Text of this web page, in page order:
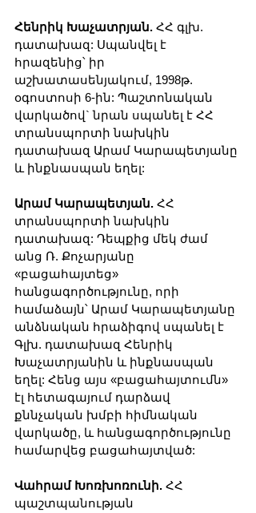
Հենրիկ Խաչատրյան. ՀՀ գլխ.
դատախազ: Սպանվել է
հրազենից՝ իր
աշխատասենյակում, 1998թ.
օգոստոսի 6-ին: Պաշտոնական
վարկածով` նրան սպանել է ՀՀ
տրանսպորտի նախկին
դատախազ Արամ Կարապետյանը
և ինքնասպան եղել:
Արամ Կարապետյան. ՀՀ
տրանսպորտի նախկին
դատախազ: Դեպքից մեկ ժամ
անց Ռ. Քոչարյանը
«բացահայտեց»
հանցագործությունը, որի
համաձայն՝ Արամ Կարապետյանը
անձնական հրաձիգով սպանել է
Գլխ. դատախազ Հենրիկ
Խաչատրյանին և ինքնասպան
եղել: Հենց այս «բացահայտումն»
էլ հետագայում դարձավ
քննչական խմբի հիմնական
վարկածը, և հանցագործությունը
համարվեց բացահայտված:
Վահրամ Խոռխոռունի. ՀՀ
պաշտպանության